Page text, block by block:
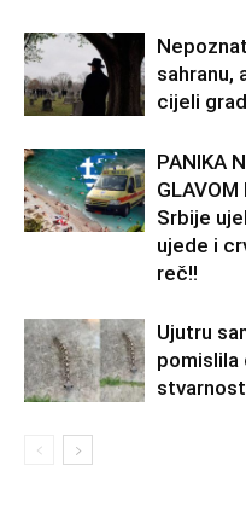
sahranu,
cijeli
PANIKA
Srbije
ujede i
reč!!
Ujutru
pomislila